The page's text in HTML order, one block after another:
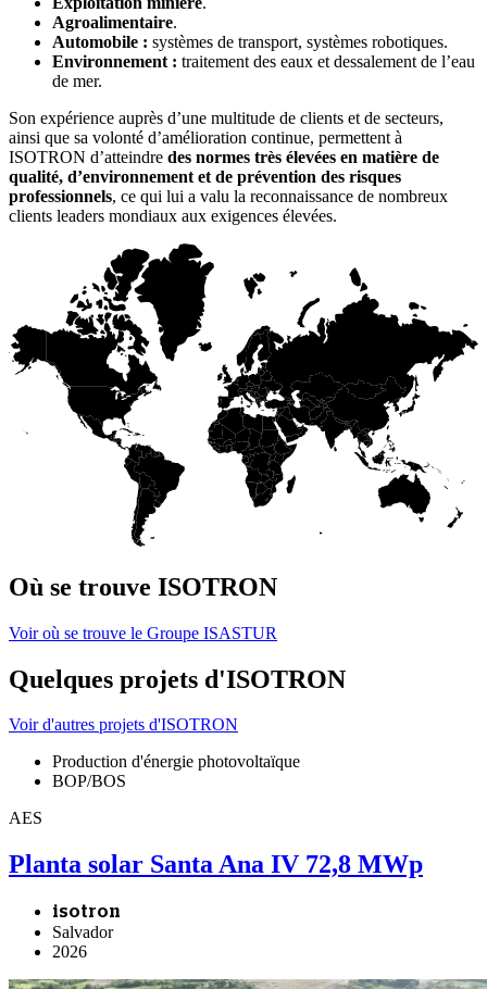
Agroalimentaire.
Automobile : systèmes de transport, systèmes robotiques.
Environnement : traitement des eaux et dessalement de l’eau
de mer.
Son expérience auprès d’une multitude de clients et de secteurs,
ainsi que sa volonté d’amélioration continue, permettent à
ISOTRON d’atteindre des normes très élevées en matière de
qualité, d’environnement et de prévention des risques
professionnels, ce qui lui a valu la reconnaissance de nombreux
clients leaders mondiaux aux exigences élevées.
Où se trouve ISOTRON
Voir où se trouve le Groupe ISASTUR
Quelques projets d'ISOTRON
Voir d'autres projets d'ISOTRON
Production d'énergie photovoltaïque
BOP/BOS
AES
Planta solar Santa Ana IV 72,8 MWp
isotron
Salvador
2026